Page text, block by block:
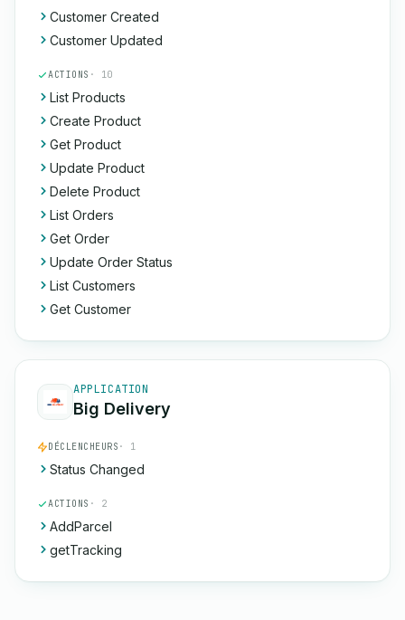
Customer Created
Customer Updated
ACTIONS · 10
List Products
Create Product
Get Product
Update Product
Delete Product
List Orders
Get Order
Update Order Status
List Customers
Get Customer
APPLICATION
Big Delivery
DÉCLENCHEURS · 1
Status Changed
ACTIONS · 2
AddParcel
getTracking